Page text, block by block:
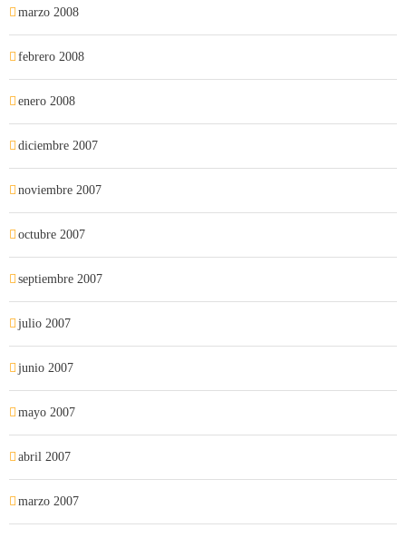
marzo 2008
febrero 2008
enero 2008
diciembre 2007
noviembre 2007
octubre 2007
septiembre 2007
julio 2007
junio 2007
mayo 2007
abril 2007
marzo 2007